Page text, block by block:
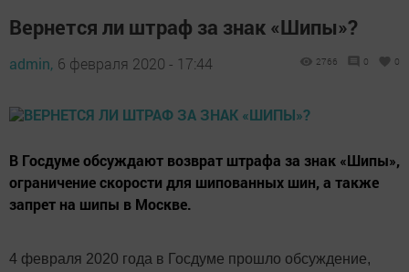
Вернется ли штраф за знак «Шипы»?
admin, 6 февраля 2020 - 17:44 2766 0 0
В Госдуме обсуждают возврат штрафа за знак «Шипы»,
ограничение скорости для шипованных шин, а также
запрет на шипы в Москве.
4 февраля 2020 года в Госдуме прошло обсуждение,